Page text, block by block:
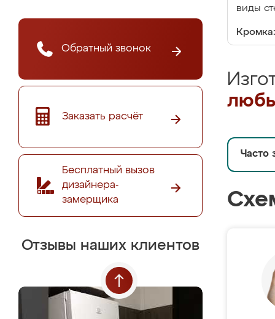
Обратный звонок
Заказать расчёт
Бесплатный вызов
дизайнера-
замерщика
Отзывы наших клиентов
виды
Кромка:
Часто